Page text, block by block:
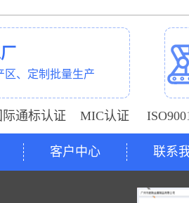
区、定制批量生产
际通标认证 MIC认证
客户中心 联系